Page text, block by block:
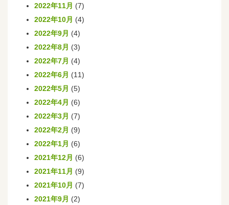
2022年11月 (7)
2022年10月 (4)
2022年9月 (4)
2022年8月 (3)
2022年7月 (4)
2022年6月 (11)
2022年5月 (5)
2022年4月 (6)
2022年3月 (7)
2022年2月 (9)
2022年1月 (6)
2021年12月 (6)
2021年11月 (9)
2021年10月 (7)
2021年9月 (2)